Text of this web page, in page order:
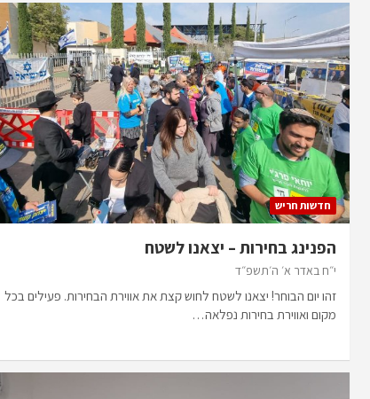
חדשות חריש
הפנינג בחירות – יצאנו לשטח
י״ח באדר א׳ ה׳תשפ״ד
זהו יום הבוחר! יצאנו לשטח לחוש קצת את אווירת הבחירות. פעילים בכל
מקום ואווירת בחירות נפלאה…